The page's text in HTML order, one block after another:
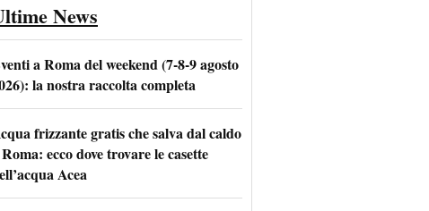
News
a Roma del weekend (7-8-9 agosto
la nostra raccolta completa
frizzante gratis che salva dal caldo
ecco dove trovare le casette
Acea